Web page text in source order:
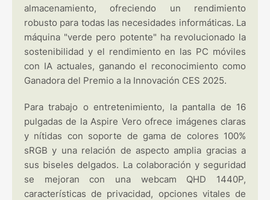
almacenamiento, ofreciendo un rendimiento
robusto para todas las necesidades informáticas. La
máquina "verde pero potente" ha revolucionado la
sostenibilidad y el rendimiento en las PC móviles
con IA actuales, ganando el reconocimiento como
Ganadora del Premio a la Innovación CES 2025.
Para trabajo o entretenimiento, la pantalla de 16
pulgadas de la Aspire Vero ofrece imágenes claras
y nítidas con soporte de gama de colores 100%
sRGB y una relación de aspecto amplia gracias a
sus biseles delgados. La colaboración y seguridad
se mejoran con una webcam QHD 1440P,
características de privacidad, opciones vitales de